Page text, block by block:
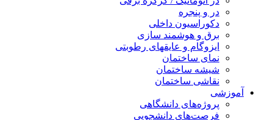
در و پنجره
دکوراسیون داخلی
برق و هوشمند سازی
ایزوگام و عایقهای رطوبتی
نمای ساختمان
شیشه ساختمان
نقاشی ساختمان
آموزشی
پروژه‌های دانشگاهی
فرصت‌های دانشجویی